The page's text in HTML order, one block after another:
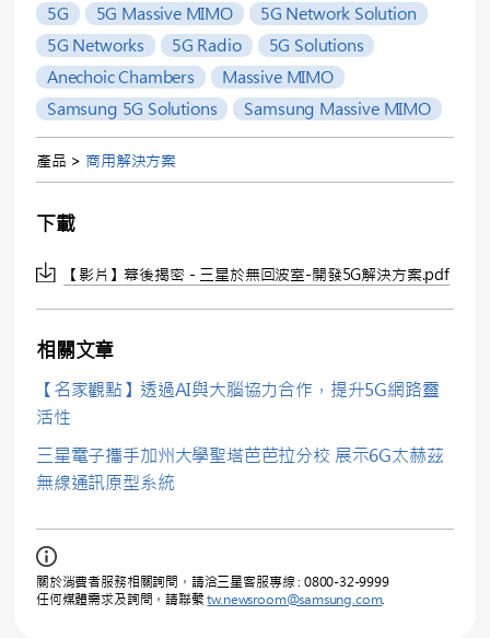
5G 5G Massive MIMO
5G Network Solution
5G Networks
5G Radio
5G Solutions
Anechoic Chambers
Massive MIMO
Samsung 5G Solutions
Samsung Massive MIMO
產品 > 商用解決方案
下載
【影片】幕後揭密－三星於無回波室-開發5G解決方案.pdf
相關文章
【名家觀點】透過AI與大腦協力合作，提升5G網路靈
活性
三星電子攜手加州大學聖塔芭芭拉分校 展示6G太赫茲
無線通訊原型系統
關於消費者服務相關詢問，請洽三星客服專線 : 0800-32-9999
任何媒體需求及詢問，請聯繫tw.newsroom@samsung.com.